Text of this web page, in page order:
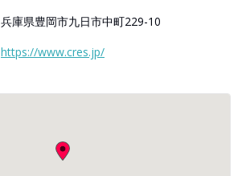
兵庫県豊岡市九日市中町229-10
https://www.cres.jp/